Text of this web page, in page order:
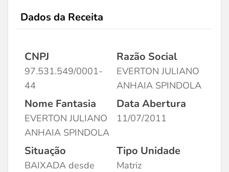
Dados da Receita
CNPJ
97.531.549/0001-
44
Razão Social
EVERTON JULIANO
ANHAIA SPINDOLA
Nome Fantasia
EVERTON JULIANO
ANHAIA SPINDOLA
Data Abertura
11/07/2011
Situação
BAIXADA desde
Tipo Unidade
Matriz